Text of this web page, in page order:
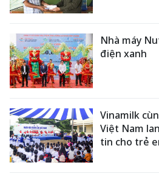
Nhà máy
điện xanh
Vinamilk
Việt Nam
tin cho trẻ